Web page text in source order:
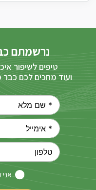
נרשמתם
טיפים לשיפור
ועוד מחכים לכם